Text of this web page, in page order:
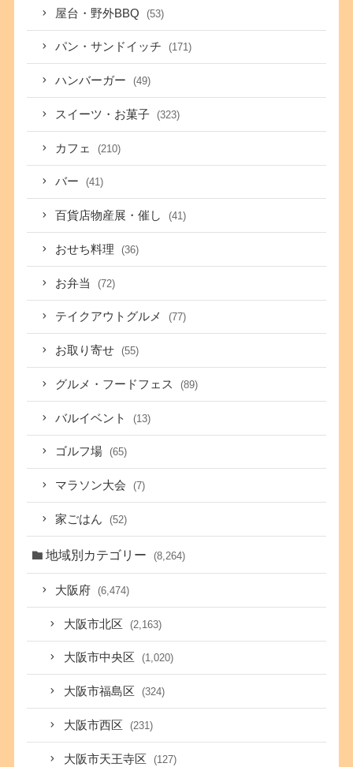
屋台・野外BBQ (53)
パン・サンドイッチ (171)
ハンバーガー (49)
スイーツ・お菓子 (323)
カフェ (210)
バー (41)
百貨店物産展・催し (41)
おせち料理 (36)
お弁当 (72)
テイクアウトグルメ (77)
お取り寄せ (55)
グルメ・フードフェス (89)
バルイベント (13)
ゴルフ場 (65)
マラソン大会 (7)
家ごはん (52)
地域別カテゴリー (8,264)
大阪府 (6,474)
大阪市北区 (2,163)
大阪市中央区 (1,020)
大阪市福島区 (324)
大阪市西区 (231)
大阪市天王寺区 (127)